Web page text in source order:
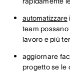
automatizzare
team
lavoro e più
aggiornare
progetto se le